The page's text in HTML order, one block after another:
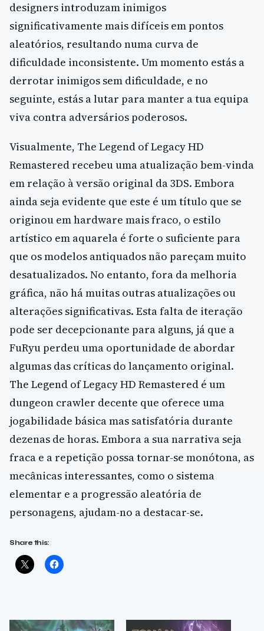
designers introduzam inimigos
significativamente mais difíceis em pontos
aleatórios, resultando numa curva de
dificuldade inconsistente. Um momento estás a
derrotar inimigos sem dificuldade, e no
seguinte, estás a lutar para manter a tua equipa
viva contra adversários poderosos.
Visualmente, The Legend of Legacy HD
Remastered recebeu uma atualização bem-vinda
em relação à versão original da 3DS. Embora
ainda seja evidente que este é um título que se
originou em hardware mais fraco, o estilo
artístico em aquarela é forte o suficiente para
que os modelos antiquados não pareçam muito
desatualizados. No entanto, fora da melhoria
gráfica, não há muitas outras atualizações ou
alterações significativas. Esta falta de iteração
pode ser decepcionante para alguns, já que a
FuRyu perdeu uma oportunidade de abordar
algumas das críticas do lançamento original.
The Legend of Legacy HD Remastered é um
dungeon crawler decente que oferece uma
jogabilidade básica mas satisfatória durante
dezenas de horas. Embora a sua narrativa seja
fraca e a repetição possa tornar-se monótona, as
mecânicas interessantes, como o sistema
elementar e a progressão aleatória de
personagens, ajudam-no a destacar-se.
Share this: